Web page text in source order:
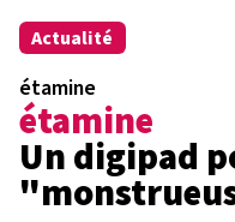
Actualité
étamine
étamine
Un digipad